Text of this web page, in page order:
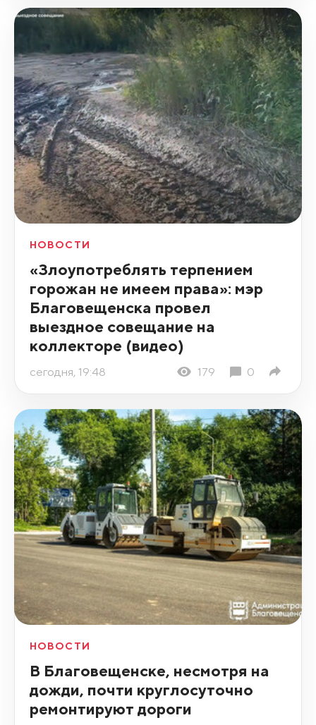
НОВОСТИ
«Злоупотреблять терпением
горожан не имеем права»: мэр
Благовещенска провел
выездное совещание на
коллекторе (видео)
сегодня, 19:48 179 0
НОВОСТИ
В Благовещенске, несмотря на
дожди, почти круглосуточно
ремонтируют дороги